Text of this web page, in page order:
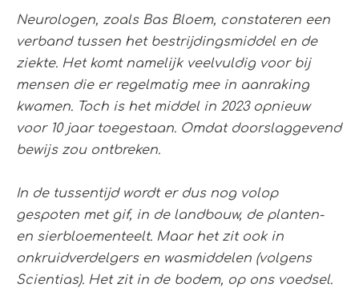
Neurologen, zoals Bas Bloem, constateren een
verband tussen het bestrijdingsmiddel en de
ziekte. Het komt namelijk veelvuldig voor bij
mensen die er regelmatig mee in aanraking
kwamen. Toch is het middel in 2023 opnieuw
voor 10 jaar toegestaan. Omdat doorslaggevend
bewijs zou ontbreken.
In de tussentijd wordt er dus nog volop
gespoten met gif, in de landbouw, de planten-
en sierbloementeelt. Maar het zit ook in
onkruidverdelgers en wasmiddelen (volgens
Scientias). Het zit in de bodem, op ons voedsel.